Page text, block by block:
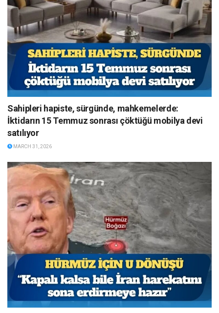
Sahipleri hapiste, sürgünde, mahkemelerde:
İktidarın 15 Temmuz sonrası çöktüğü mobilya devi
satılıyor
MARCH 31, 2026